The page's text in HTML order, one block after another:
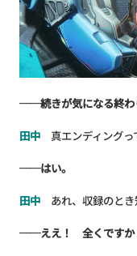
──続きが気になる終わ
田中真エンディングっ
──はい。
田中あれ、収録のとき
──ええ！ 全くですか